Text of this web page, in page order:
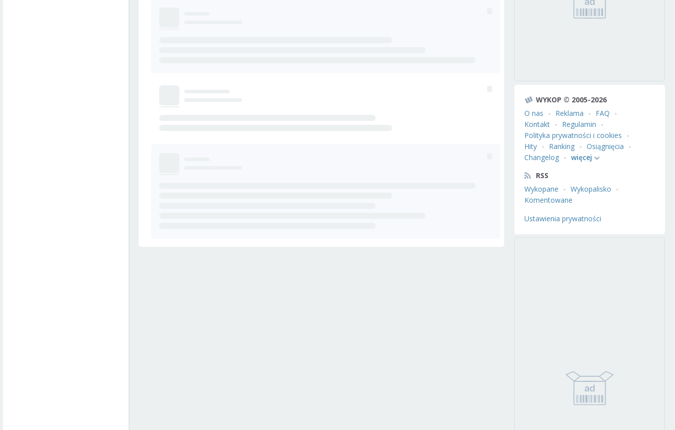
WYKOP © 2005-2026
O nas
Reklama
FAQ
Kontakt
Regulamin
Polityka prywatności i cookies
Hity
Ranking
Osiągnięcia
Changelog
więcej
RSS
Wykopane
Wykopalisko
Komentowane
Ustawienia prywatności